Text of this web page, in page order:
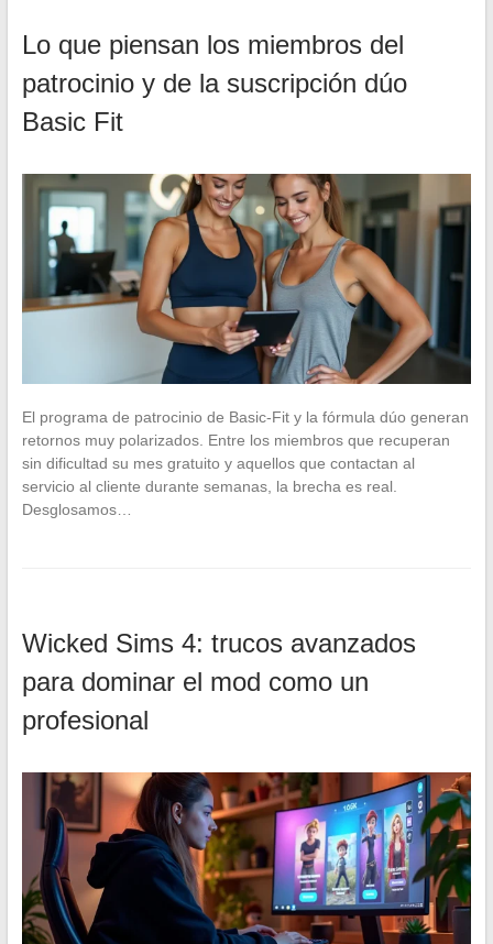
Lo que piensan los miembros del
patrocinio y de la suscripción dúo
Basic Fit
El programa de patrocinio de Basic-Fit y la fórmula dúo generan
retornos muy polarizados. Entre los miembros que recuperan
sin dificultad su mes gratuito y aquellos que contactan al
servicio al cliente durante semanas, la brecha es real.
Desglosamos…
Wicked Sims 4: trucos avanzados
para dominar el mod como un
profesional